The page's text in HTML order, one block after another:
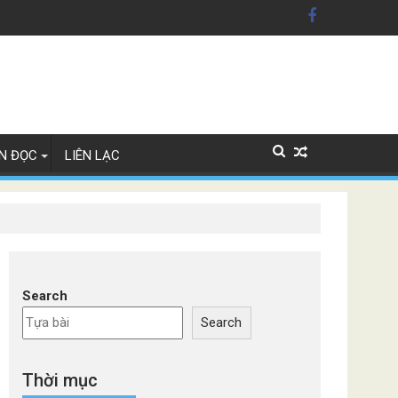
Đức
ĐỌC LIÊN LẠC
Search
Search
Thời mục